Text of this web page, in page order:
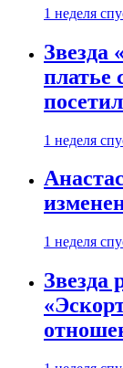
1 неделя
Звезда
платье
1 неделя
1 неделя
Звезда